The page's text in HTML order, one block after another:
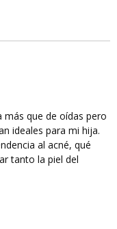
que de oídas pero
ideales para mi hija.
al acné, qué
tanto la piel del